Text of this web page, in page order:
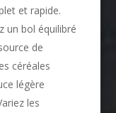
et rapide.
un bol équilibré
de
céréales
légère
les